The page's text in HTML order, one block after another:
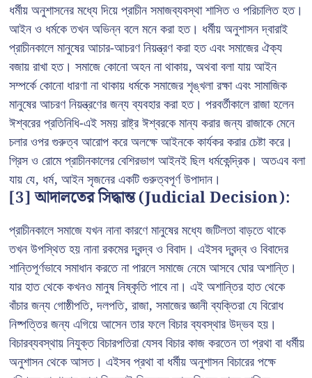
ধর্মীয় অনুশাসনের মধ্যে দিয়ে প্রাচীন সমাজব্যবস্থা শাসিত ও পরিচালিত হত।
আইন ও ধর্মকে তখন অভিন্ন বলে মনে করা হত। ধর্মীয় অনুশাসন দ্বারাই
প্রাচীনকালে মানুষের আচার-আচরণ নিয়ন্ত্রণ করা হত এবং সমাজের ঐক্য
বজায় রাখা হত। সমাজে কোনো অহন না থাকায়, অথবা বলা যায় আইন
সম্পর্কে কোনো ধারণা না থাকায় ধর্মকে সমাজের শৃঙ্খলা রক্ষা এবং সামাজিক
মানুষের আচরণ নিয়ন্ত্রণের জন্য ব্যবহার করা হত। পরবর্তীকালে রাজা হলেন
ঈশ্বরের প্রতিনিধি-এই সময় রাষ্ট্র ঈশ্বরকে মান্য করার জন্য রাজাকে মেনে
চলার ওপর গুরুত্ব আরোপ করে অলক্ষে আইনকে কার্যকর করার চেষ্টা করে।
গ্রিস ও রোমে প্রাচীনকালের বেশিরভাগ আইনই ছিল ধর্মকেন্দ্রিক। অতএব বলা
যায় যে, ধর্ম, আইন সৃজনের একটি গুরুত্বপূর্ণ উপাদান।
[3] আদালতের সিদ্ধান্ত (Judicial Decision):
প্রাচীনকালে সমাজে যখন নানা কারণে মানুষের মধ্যে জটিলতা বাড়তে থাকে
তখন উপস্থিত হয় নানা রকমের দ্বন্দ্ব ও বিবাদ। এইসব দ্বন্দ্ব ও বিবাদের
শান্তিপূর্ণভাবে সমাধান করতে না পারলে সমাজে নেমে আসবে ঘোর অশান্তি।
যার হাত থেকে কখনও মানুষ নিষ্কৃতি পাবে না। এই অশান্তির হাত থেকে
বাঁচার জন্য গোষ্ঠীপতি, দলপতি, রাজা, সমাজের জ্ঞানী ব্যক্তিরা যে বিরোধ
নিষ্পত্তির জন্য এগিয়ে আসেন তার ফলে বিচার ব্যবস্থার উদ্ভব হয়।
বিচারব্যবস্থায় নিযুক্ত বিচারপতিরা যেসব বিচার কাজ করতেন তা প্রথা বা ধর্মীয়
অনুশাসন থেকে আসত। এইসব প্রথা বা ধর্মীয় অনুশাসন বিচারের পক্ষে